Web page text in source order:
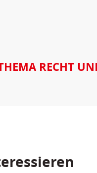
RECHT